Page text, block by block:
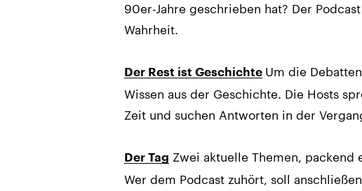
90er-Jahre geschrieben hat? Der
Wahrheit.
Der Rest ist Geschichte Um die
Wissen aus der Geschichte. Die Hosts
Zeit und suchen Antworten in der
Der Tag Zwei aktuelle Themen, packend
Wer dem Podcast zuhört, soll